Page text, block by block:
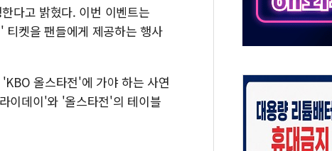
[2보] 북한, 원산서 동해상 단거리 탄도미사일 발사
양주 가전제품 창고서 화재…차량 3대·건물 1동 전소
다고 밝혔다. 이번 이벤트는
켓을 팬들에게 제공하는 행사
올스타전'에 가야 하는 사연
이데이'와 '올스타전'의 테이블